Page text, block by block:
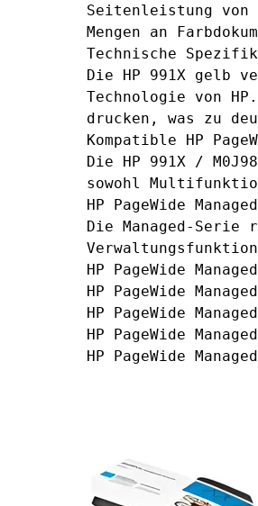
Seitenleistung von
Mengen an
Technische
Die HP 991X gelb
Technologie von
drucken, was zu
Kompatible HP
Die HP 991X /
sowohl
HP PageWide
Die Managed-
HP PageWide
HP PageWide
HP PageWide
HP PageWide
HP PageWide